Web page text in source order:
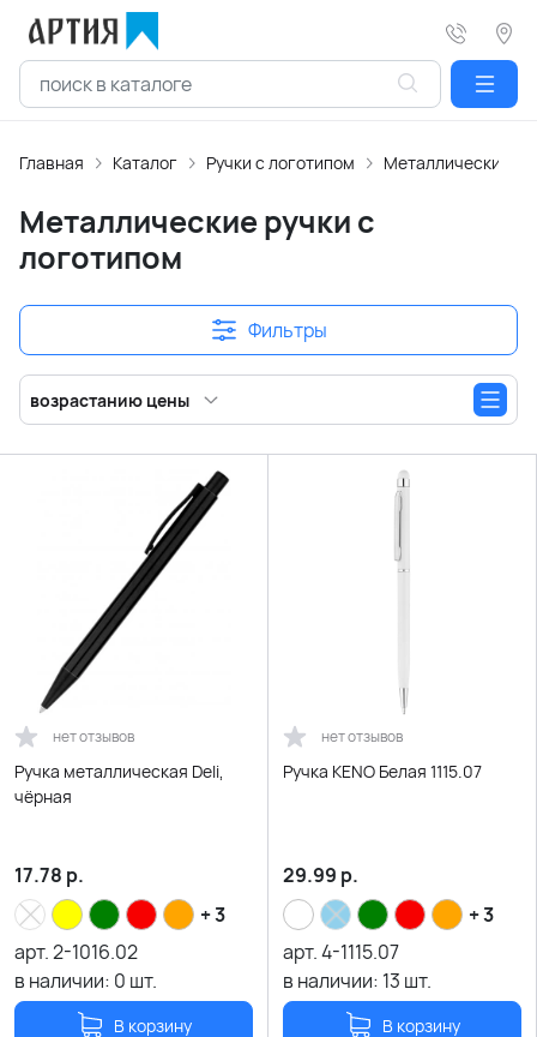
Главная Каталог Ручки с логотипом Металлические
Металлические ручки с
логотипом
Фильтры
возрастанию цены
нет отзывов
Ручка металлическая Deli,
чёрная
17.78 р.
+ 3
арт.2-1016.02
в наличии: 0 шт.
В корзину
нет отзывов
Ручка KENO Белая 1115.07
29.99 р.
+ 3
арт.4-1115.07
в наличии: 13 шт.
В корзину